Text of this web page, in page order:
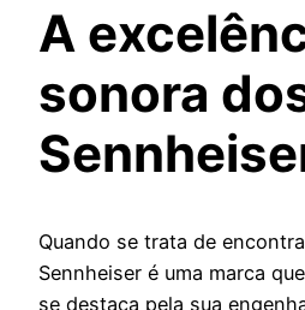
A
sonora
Quando se trata de
Sennheiser é uma marca
se destaca pela sua